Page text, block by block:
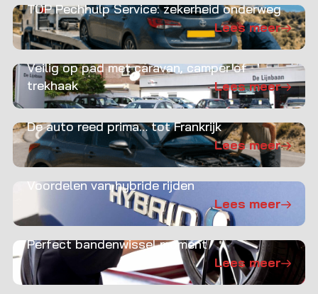
TOP Pechhulp Service: zekerheid onderweg
Lees meer
Veilig op pad met caravan, camper of
trekhaak
Lees meer
De auto reed prima… tot Frankrijk
Lees meer
Voordelen van hybride rijden
Lees meer
Perfect bandenwissel moment
Lees meer